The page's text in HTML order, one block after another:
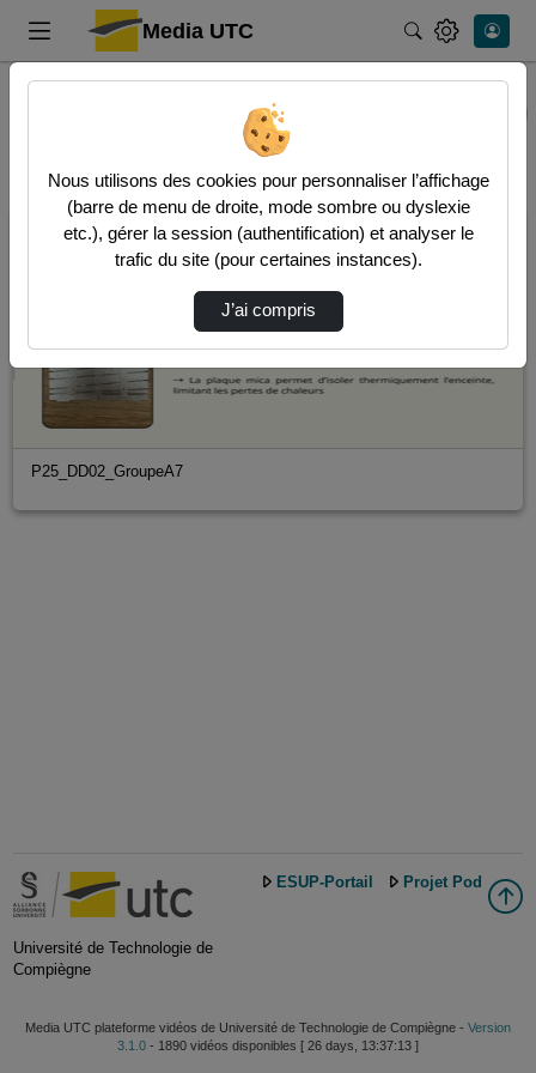
Media UTC Rechercher
00:04:39
P25_DD02_GroupeA7
Université de Technologie de
Compiègne
ESUP-Portail Projet Pod
Media UTC plateforme vidéos de Université de Technologie de Compiègne - Version
3.1.0 - 1890 vidéos disponibles [ 26 days, 13:37:13 ]
Nous utilisons des cookies pour personnaliser l’affichage
(barre de menu de droite, mode sombre ou dyslexie
etc.), gérer la session (authentification) et analyser le
trafic du site (pour certaines instances).
J’ai compris